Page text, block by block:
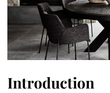
Introduction